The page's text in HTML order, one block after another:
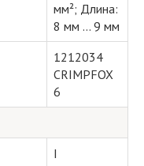
мм²; Длина:
8 мм ... 9 мм
1212034
CRIMPFOX
6
I